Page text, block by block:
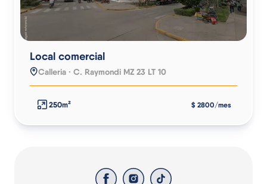
Local comercial
Calleria · C. Raymondi MZ 23 LT 10
250m² $ 2800/mes